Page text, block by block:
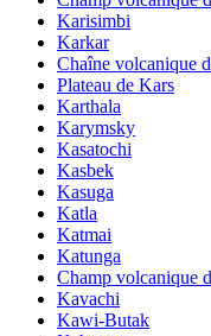
Karisimbi
Karkar
Chaîne volcanique
Plateau de Kars
Karthala
Karymsky
Kasatochi
Kasbek
Kasuga
Katla
Katmai
Katunga
Champ volcanique
Kavachi
Kawi-Butak